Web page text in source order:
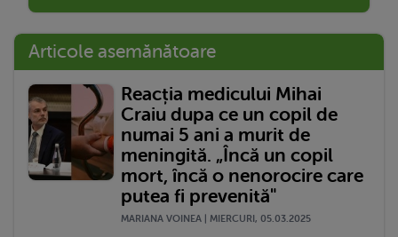
Articole asemănătoare
Reacția medicului Mihai
Craiu dupa ce un copil de
numai 5 ani a murit de
meningită. „Încă un copil
mort, încă o nenorocire care
putea fi prevenită"
MARIANA VOINEA | MIERCURI, 05.03.2025